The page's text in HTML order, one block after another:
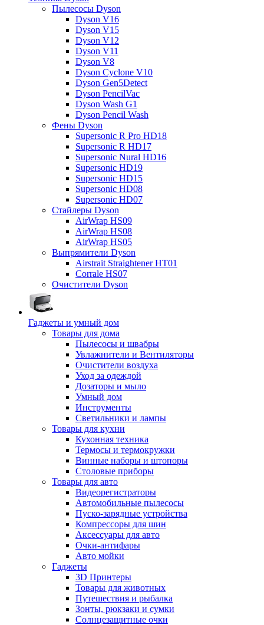
Пылесосы Dyson
Dyson V16
Dyson V15
Dyson V12
Dyson V11
Dyson V8
Dyson Cyclone V10
Dyson Gen5Detect
Dyson PencilVac
Dyson Wash G1
Dyson Pencil Wash
Фены Dyson
Supersonic R Pro HD18
Supersonic R HD17
Supersonic Nural HD16
Supersonic HD19
Supersonic HD15
Supersonic HD08
Supersonic HD07
Стайлеры Dyson
AirWrap HS09
AirWrap HS08
AirWrap HS05
Выпрямители Dyson
Airstrait Straightener HT01
Corrale HS07
Очистители Dyson
Гаджеты и умный дом
Товары для дома
Пылесосы и швабры
Увлажнители и Вентиляторы
Очистители воздуха
Уход за одеждой
Дозаторы и мыло
Умный дом
Инструменты
Светильники и лампы
Товары для кухни
Кухонная техника
Термосы и термокружки
Винные наборы и штопоры
Столовые приборы
Товары для авто
Видеорегистраторы
Автомобильные пылесосы
Пуско-зарядные устройства
Компрессоры для шин
Аксессуары для авто
Очки-антифары
Авто мойки
Гаджеты
3D Принтеры
Товары для животных
Путешествия и рыбалка
Зонты, рюкзаки и сумки
Солнцезащитные очки